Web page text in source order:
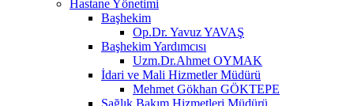
Hastane Yönetimi
Başhekim
Op.Dr. Yavuz YAVAŞ
Başhekim Yardımcısı
Uzm.Dr.Ahmet OYMAK
İdari ve Mali Hizmetler Müdürü
Mehmet Gökhan GÖKTEPE
Sağlık Bakım Hizmetleri Müdürü